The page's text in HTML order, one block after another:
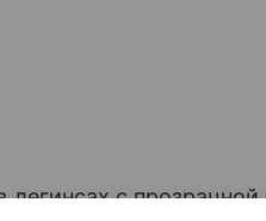
с прозрачной